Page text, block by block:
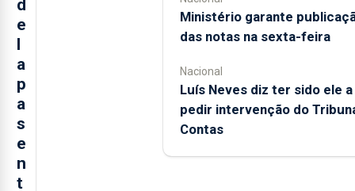
d
e
l
a
p
a
s
e
n
t
Ministério garante
das notas na sexta-feira
Nacional
Luís Neves diz ter sido ele a
pedir intervenção do
Contas